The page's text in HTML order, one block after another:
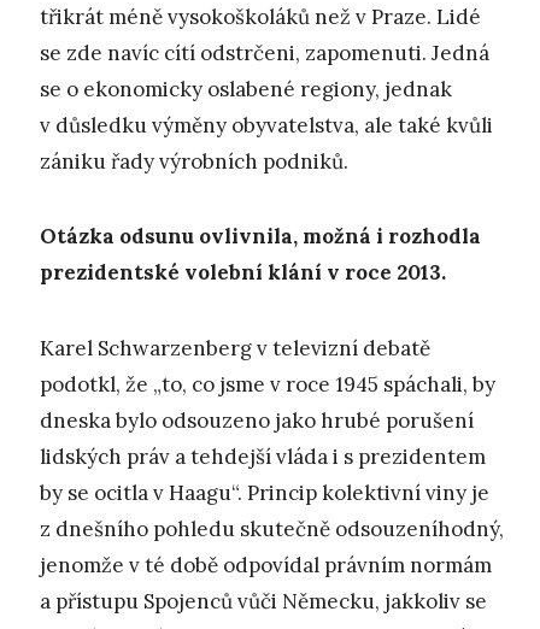
třikrát méně vysokoškoláků než v Praze. Lidé
se zde navíc cítí odstrčeni, zapomenuti. Jedná
se o ekonomicky oslabené regiony, jednak
v důsledku výměny obyvatelstva, ale také kvůli
zániku řady výrobních podniků.
Otázka odsunu ovlivnila, možná i rozhodla
prezidentské volební klání v roce 2013.
Karel Schwarzenberg v televizní debatě
podotkl, že „to, co jsme v roce 1945 spáchali, by
dneska bylo odsouzeno jako hrubé porušení
lidských práv a tehdejší vláda i s prezidentem
by se ocitla v Haagu“. Princip kolektivní viny je
z dnešního pohledu skutečně odsouzeníhodný,
jenomže v té době odpovídal právním normám
a přístupu Spojenců vůči Německu, jakkoliv se